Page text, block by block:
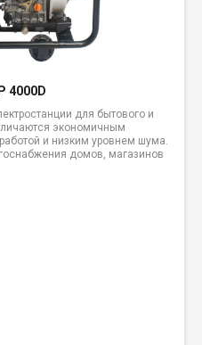
4000D
для бытового и
экономичным
и низким уровнем шума.
домов, магазинов